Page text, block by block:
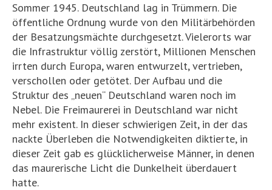
Sommer 1945. Deutschland lag in Trümmern. Die
öffentliche Ordnung wurde von den Militärbehörden
der Besatzungsmächte durchgesetzt. Vielerorts war
die Infrastruktur völlig zerstört, Millionen Menschen
irrten durch Europa, waren entwurzelt, vertrieben,
verschollen oder getötet. Der Aufbau und die
Struktur des „neuen“ Deutschland waren noch im
Nebel. Die Freimaurerei in Deutschland war nicht
mehr existent. In dieser schwierigen Zeit, in der das
nackte Überleben die Notwendigkeiten diktierte, in
dieser Zeit gab es glücklicherweise Männer, in denen
das maurerische Licht die Dunkelheit überdauert
hatte.